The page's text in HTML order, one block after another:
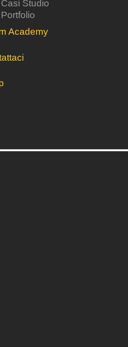
Casi Studio
Portfolio
Academy